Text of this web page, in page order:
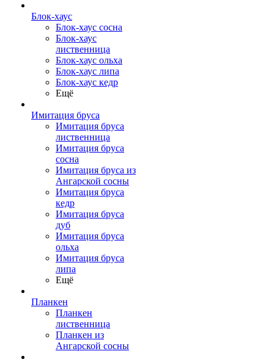
Блок-хаус
Блок-хаус сосна
Блок-хаус
лиственница
Блок-хаус ольха
Блок-хаус липа
Блок-хаус кедр
Ещё
Имитация бруса
Имитация бруса
лиственница
Имитация бруса
сосна
Имитация бруса из
Ангарской сосны
Имитация бруса
кедр
Имитация бруса
дуб
Имитация бруса
ольха
Имитация бруса
липа
Ещё
Планкен
Планкен
лиственница
Планкен из
Ангарской сосны